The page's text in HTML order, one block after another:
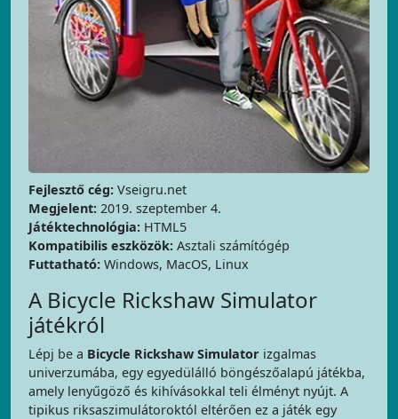
Fejlesztő cég: Vseigru.net
Megjelent: 2019. szeptember 4.
Játéktechnológia: HTML5
Kompatibilis eszközök: Asztali számítógép
Futtatható: Windows, MacOS, Linux
A Bicycle Rickshaw Simulator
játékról
Lépj be a Bicycle Rickshaw Simulator izgalmas
univerzumába, egy egyedülálló böngészőalapú játékba,
amely lenyűgöző és kihívásokkal teli élményt nyújt. A
tipikus riksaszimulátoroktól eltérően ez a játék egy